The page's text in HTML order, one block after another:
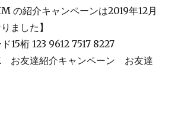
の紹介キャンペーンは2019年12月
ました】
15桁 123 9612 7517 8227
お友達紹介キャンペーン お友達